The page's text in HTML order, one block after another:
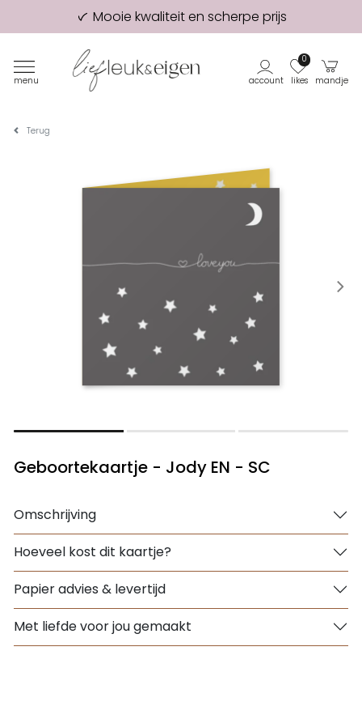
Mooie kwaliteit en scherpe prijs
98% van onze klanten beveelt ons aan!
Eerste proefdruk GRATIS
menu account likes
0
mandje
Terug
Geboortekaartje - Jody EN - SC
Omschrijving
Hoeveel kost dit kaartje?
Papier advies & levertijd
Met liefde voor jou gemaakt